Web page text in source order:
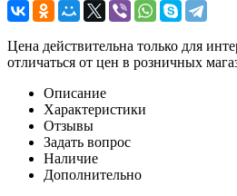
Цена действительна только для
отличаться от цен в розничных
Описание
Характеристики
Отзывы
Задать вопрос
Наличие
Дополнительно